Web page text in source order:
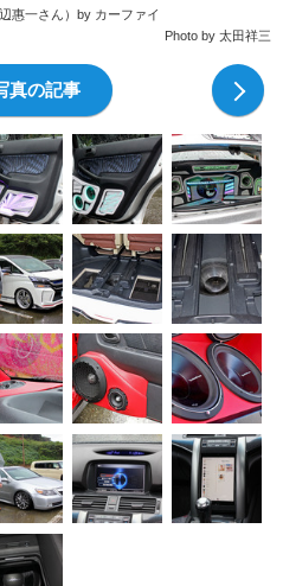
惠一さん）by カーファイ
Photo by 太田祥三
真の記事